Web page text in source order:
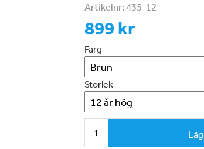
Artikelnr: 435-12
899 kr
Färg
Storlek